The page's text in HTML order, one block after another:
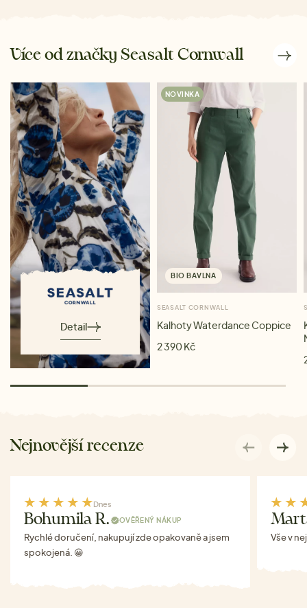
Více od značky Seasalt Cornwall
Detail
NOVINKA
BIO BAVLNA
SEASALT CORNWALL
Kalhoty Waterdance Coppice
2 390 Kč
Nejnovější recenze
Dnes
Bohumila R. OVĚŘENÝ NÁKUP
Rychlé doručení, nakupují zde opakovaně a jsem
spokojená. 😀
Vše v